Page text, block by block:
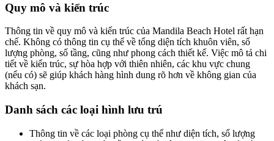
Quy mô và kiến trúc
Thông tin về quy mô và kiến trúc của Mandila Beach Hotel rất hạn
chế. Không có thông tin cụ thể về tổng diện tích khuôn viên, số
lượng phòng, số tầng, cũng như phong cách thiết kế. Việc mô tả chi
tiết về kiến trúc, sự hòa hợp với thiên nhiên, các khu vực chung
(nếu có) sẽ giúp khách hàng hình dung rõ hơn về không gian của
khách sạn.
Danh sách các loại hình lưu trú
Thông tin về các loại phòng cụ thể như diện tích, số lượng